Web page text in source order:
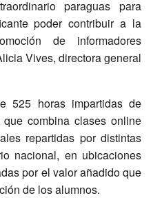
paraguas para
poder contribuir a la
de informadores
Vives, directora general
525 horas impartidas de
combina clases online
repartidas por distintas
nacional, en ubicaciones
por el valor añadido que
de los alumnos.